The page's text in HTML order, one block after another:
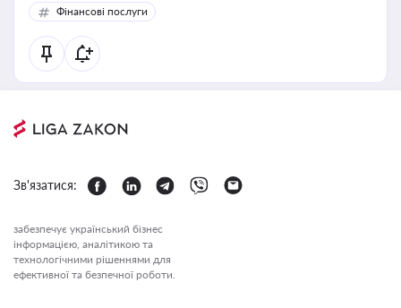
Фінансові послуги
Зв'язатися:
забезпечує український бізнес
інформацією, аналітикою та
технологічними рішеннями для
ефективної та безпечної роботи.